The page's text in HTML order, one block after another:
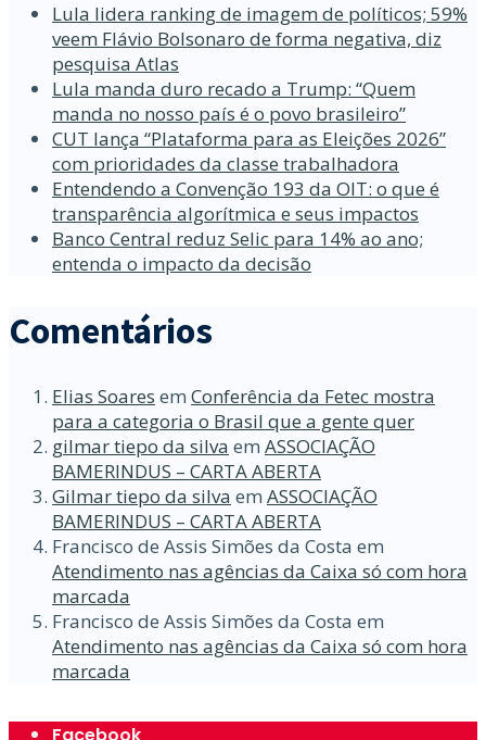
Lula lidera ranking de imagem de políticos; 59%
veem Flávio Bolsonaro de forma negativa, diz
pesquisa Atlas
Lula manda duro recado a Trump: “Quem
manda no nosso país é o povo brasileiro”
CUT lança “Plataforma para as Eleições 2026”
com prioridades da classe trabalhadora
Entendendo a Convenção 193 da OIT: o que é
transparência algorítmica e seus impactos
Banco Central reduz Selic para 14% ao ano;
entenda o impacto da decisão
Comentários
Elias Soares em Conferência da Fetec mostra
para a categoria o Brasil que a gente quer
gilmar tiepo da silva em ASSOCIAÇÃO
BAMERINDUS – CARTA ABERTA
Gilmar tiepo da silva em ASSOCIAÇÃO
BAMERINDUS – CARTA ABERTA
Francisco de Assis Simões da Costa em
Atendimento nas agências da Caixa só com hora
marcada
Francisco de Assis Simões da Costa em
Atendimento nas agências da Caixa só com hora
marcada
Facebook